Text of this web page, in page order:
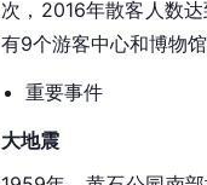
次，2016年散客人数
有9个游客中心和博物
重要事件
大地震